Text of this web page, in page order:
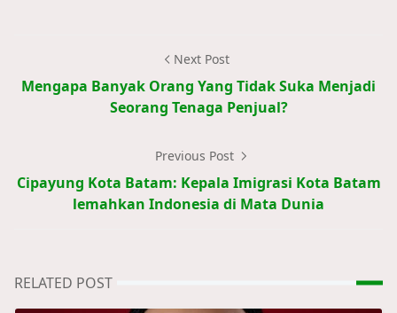
Next Post
Mengapa Banyak Orang Yang Tidak Suka Menjadi
Seorang Tenaga Penjual?
Previous Post
Cipayung Kota Batam: Kepala Imigrasi Kota Batam
lemahkan Indonesia di Mata Dunia
RELATED POST